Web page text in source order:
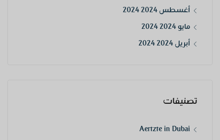
أغسطس 2024 2024
مايو 2024 2024
أبريل 2024 2024
تصنيفات
Aertzte in Dubai